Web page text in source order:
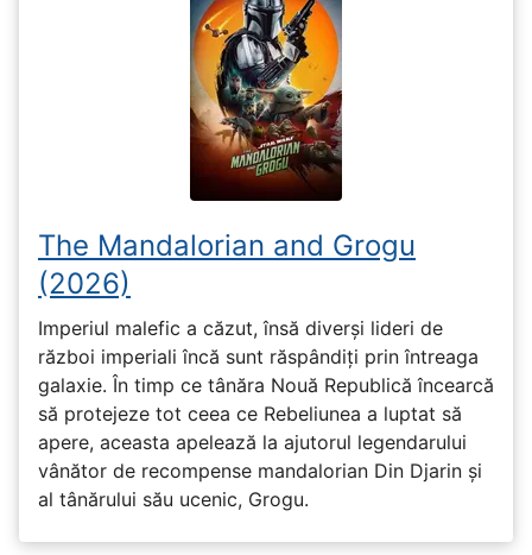
The Mandalorian and Grogu
(2026)
Imperiul malefic a căzut, însă diverși lideri de
război imperiali încă sunt răspândiți prin întreaga
galaxie. În timp ce tânăra Nouă Republică încearcă
să protejeze tot ceea ce Rebeliunea a luptat să
apere, aceasta apelează la ajutorul legendarului
vânător de recompense mandalorian Din Djarin și
al tânărului său ucenic, Grogu.